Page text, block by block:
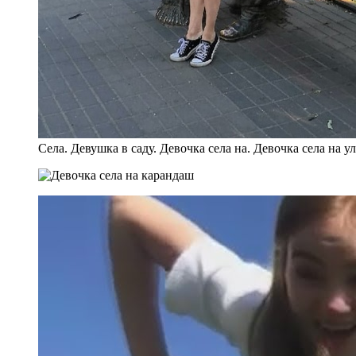
Села. Девушка в саду. Девочка села на. Девочка села на